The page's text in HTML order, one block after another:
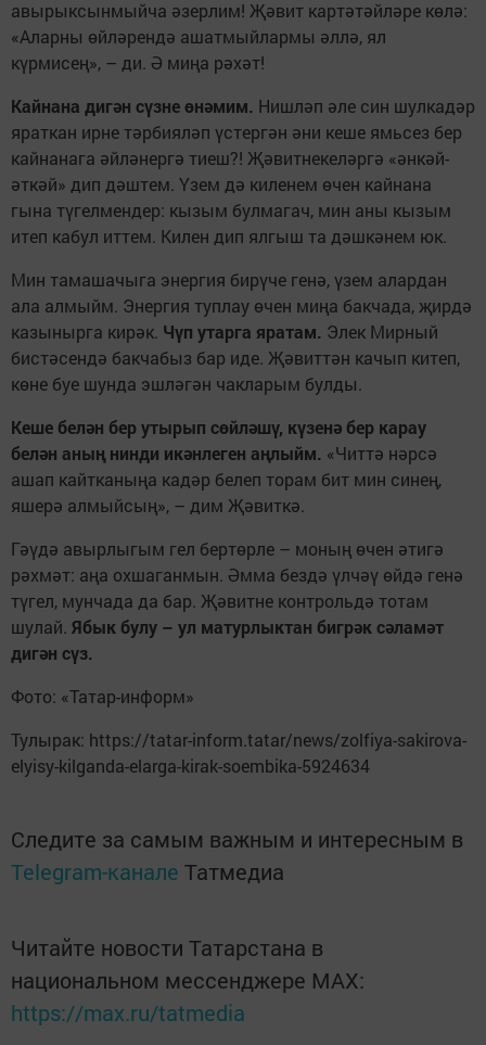
авырыксынмыйча әзерлим! Җәвит картәтәйләре көлә:
«Аларны өйләрендә ашатмыйлармы әллә, ял
күрмисең», – ди. Ә миңа рәхәт!
Кайнана дигән сүзне өнәмим. Нишләп әле син шулкадәр
яраткан ирне тәрбияләп үстергән әни кеше ямьсез бер
кайнанага әйләнергә тиеш?! Җәвитнекеләргә «әнкәй-
әткәй» дип дәштем. Үзем дә киленем өчен кайнана
гына түгелмендер: кызым булмагач, мин аны кызым
итеп кабул иттем. Килен дип ялгыш та дәшкәнем юк.
Мин тамашачыга энергия бирүче генә, үзем алардан
ала алмыйм. Энергия туплау өчен миңа бакчада, җирдә
казынырга кирәк. Чүп утарга яратам. Элек Мирный
бистәсендә бакчабыз бар иде. Җәвиттән качып китеп,
көне буе шунда эшләгән чакларым булды.
Кеше белән бер утырып сөйләшү, күзенә бер карау
белән аның нинди икәнлеген аңлыйм. «Читтә нәрсә
ашап кайтканыңа кадәр белеп торам бит мин синең,
яшерә алмыйсың», – дим Җәвиткә.
Гәүдә авырлыгым гел бертөрле – моның өчен әтигә
рәхмәт: аңа охшаганмын. Әмма бездә үлчәү өйдә генә
түгел, мунчада да бар. Җәвитне контрольдә тотам
шулай. Ябык булу – ул матурлыктан бигрәк сәламәт
дигән сүз.
Фото: «Татар-информ»
Тулырак: https://tatar-inform.tatar/news/zolfiya-sakirova-
elyisy-kilganda-elarga-kirak-soembika-5924634
Следите за самым важным и интересным в
Telegram-канале Татмедиа
Читайте новости Татарстана в
национальном мессенджере MАХ:
https://max.ru/tatmedia